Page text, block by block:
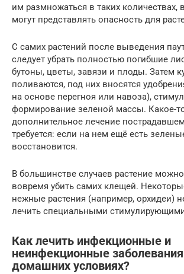
им размножаться в таких количествах,
могут представлять опасность для
С самих растений после выведения
следует убрать полностью погибшие
бутоны, цветы, завязи и плоды. Затем
поливаются, под них вносятся
на основе перегноя или навоза),
формирование зеленой массы. Какое-
дополнительное лечение
требуется: если на нем ещё есть
восстановится.
В большинстве случаев растение
вовремя убить самих клещей.
нежные растения (например, орхидеи)
лечить специальными
Как лечить инфекционные и
неинфекционные
домашних условиях?